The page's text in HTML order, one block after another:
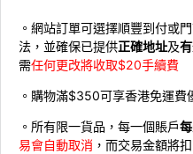
。網站訂單可選擇順豐到付或
法，並確保已提供正確地址及
需任何更改將收取$20手續費
。購物滿$350可享香港免運費
。所有限一貨品，每一個賬戶
易會自動取消 ，而交易金額將